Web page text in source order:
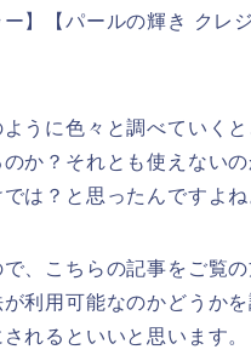
ー】【パールの輝き クレ
ように色々と調べていく
のか？それとも使えない
では？と思ったんですよね
で、こちらの記事をご覧
が利用可能なのかどうか
れるといいと思います。